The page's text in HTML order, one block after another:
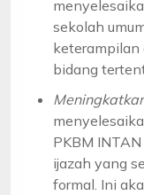
sekolah
keterampilan
bidang
PKBM
ijazah yang
formal. Ini